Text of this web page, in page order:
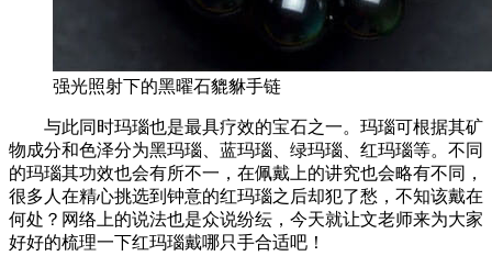
强光照射下的黑曜石貔貅手链
与此同时玛瑙也是最具疗效的宝石之一。玛瑙可根据其矿
物成分和色泽分为黑玛瑙、蓝玛瑙、绿玛瑙、红玛瑙等。不同
的玛瑙其功效也会有所不一，在佩戴上的讲究也会略有不同，
很多人在精心挑选到钟意的红玛瑙之后却犯了愁，不知该戴在
何处？网络上的说法也是众说纷纭，今天就让文老师来为大家
好好的梳理一下红玛瑙戴哪只手合适吧！